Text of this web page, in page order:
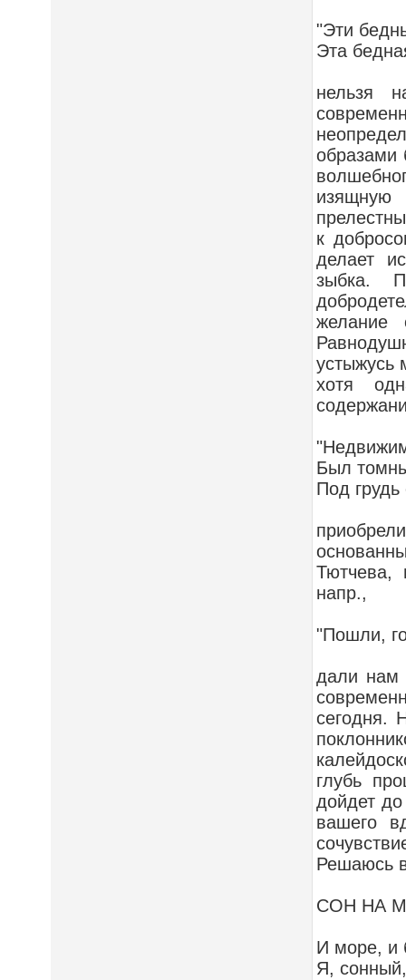
"Эти
Эта
нельзя
образами
изящную
к
делает
зыбка.
желание
устыжусь
хотя
Был
Под
Тютчева,
напр.,
"Пошли,
дали нам
сегодня.
глубь
дойдет до
вашего
Решаюсь
СОН НА
И море, и
Я,